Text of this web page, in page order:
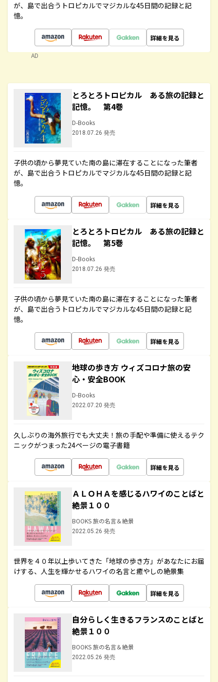
が、島で出合うトロピカルでマジカルな45日間の記録と記
憶。
詳細を見る
AD
とろとろトロピカル ある旅の記録と
記憶。 第4巻
D-Books
2018.07.26 発売
子供の頃から夢見ていた南の島に滞在することになった筆者
が、島で出合うトロピカルでマジカルな45日間の記録と記
憶。
詳細を見る
とろとろトロピカル ある旅の記録と
記憶。 第5巻
D-Books
2018.07.26 発売
子供の頃から夢見ていた南の島に滞在することになった筆者
が、島で出合うトロピカルでマジカルな45日間の記録と記
憶。
詳細を見る
地球の歩き方 ウィズコロナ旅の安
心・安全BOOK
D-Books
2022.07.20 発売
久しぶりの海外旅行でも大丈夫！旅の手配や準備に使えるテク
ニックがつまった24ページの電子書籍
詳細を見る
ＡＬＯＨＡを感じるハワイのことばと
絶景１００
BOOKS 旅の名言＆絶景
2022.05.26 発売
世界を４０年以上歩いてきた「地球の歩き方」があなたにお届
けする、人生を輝かせるハワイの名言と癒やしの絶景集
詳細を見る
自分らしく生きるフランスのことばと
絶景１００
BOOKS 旅の名言＆絶景
2022.05.26 発売